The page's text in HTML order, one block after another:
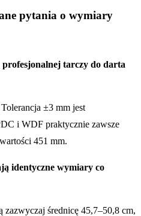
pytania o wymiary
profesjonalnej tarczy do darta
±3 mm jest
i WDF praktycznie zawsze
451 mm.
identyczne wymiary co
średnicę 45,7–50,8 cm,